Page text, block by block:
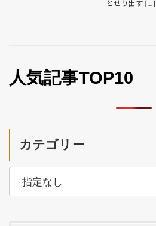
とせり出す […]
人気記事TOP10
カテゴリー